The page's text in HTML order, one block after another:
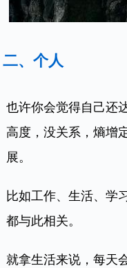
二、个人
也许你会觉得自己还
高度，没关系，熵增
展。
比如工作、生活、学
都与此相关。
就拿生活来说，每天